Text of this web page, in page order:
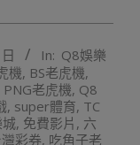
In: Q8娛樂
機, BS老虎機,
PNG老虎機, Q8
, super體育, TC
, 免費影片 , 六
彩券, 吃角子老